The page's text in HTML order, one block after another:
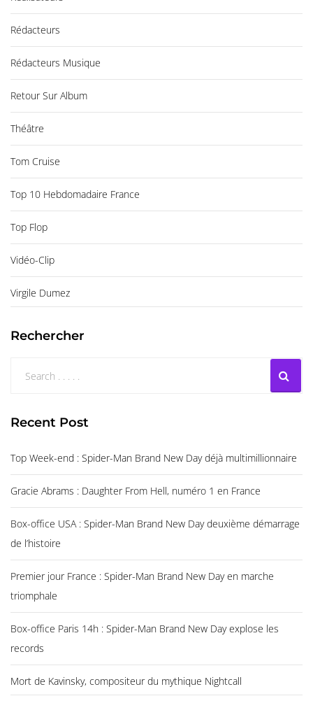
Rédacteurs
Rédacteurs Musique
Retour Sur Album
Théâtre
Tom Cruise
Top 10 Hebdomadaire France
Top Flop
Vidéo-Clip
Virgile Dumez
Rechercher
Recent Post
Top Week-end : Spider-Man Brand New Day déjà multimillionnaire
Gracie Abrams : Daughter From Hell, numéro 1 en France
Box-office USA : Spider-Man Brand New Day deuxième démarrage
de l’histoire
Premier jour France : Spider-Man Brand New Day en marche
triomphale
Box-office Paris 14h : Spider-Man Brand New Day explose les
records
Mort de Kavinsky, compositeur du mythique Nightcall